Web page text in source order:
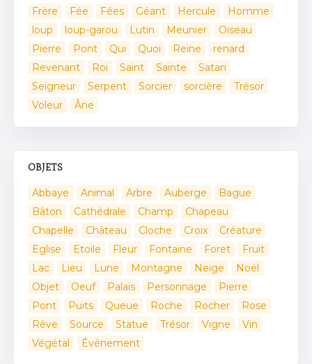
Frère
Fée Fées Géant Hercule
Homme
loup
loup-garou Lutin Meunier
Oiseau
Pierre
Pont Qui Quoi Reine
renard
Revenant
Roi Saint Sainte
Satan
Seigneur
Serpent Sorcier sorcière
Trésor
Voleur
Âne
OBJETS
Abbaye Animal Arbre Auberge
Bague
Bâton
Cathédrale Champ
Chapeau
Chapelle
Château Cloche Croix
Créature
Eglise
Etoile Fleur Fontaine Foret
Fruit
Lac
Lieu Lune Montagne Neige
Noël
Objet
Oeuf Palais Personnage
Pierre
Pont
Puits Queue Roche Rocher
Rose
Rêve
Source Statue Trésor Vigne
Vin
Végétal
Événement